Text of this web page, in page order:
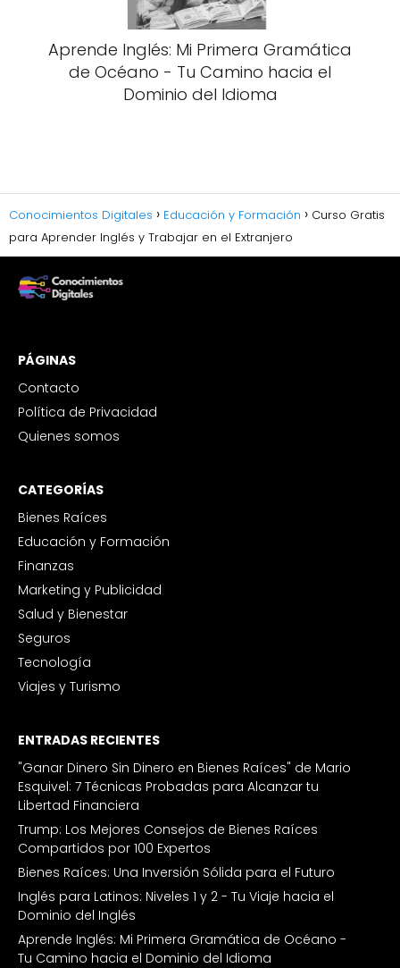
Aprende Inglés: Mi Primera Gramática
de Océano - Tu Camino hacia el
Dominio del Idioma
Conocimientos Digitales Educación y Formación
Curso Gratis
para Aprender Inglés y Trabajar en el Extranjero
PÁGINAS
Contacto
Política de Privacidad
Quienes somos
CATEGORÍAS
Bienes Raíces
Educación y Formación
Finanzas
Marketing y Publicidad
Salud y Bienestar
Seguros
Tecnología
Viajes y Turismo
ENTRADAS RECIENTES
"Ganar Dinero Sin Dinero en Bienes Raíces" de Mario
Esquivel: 7 Técnicas Probadas para Alcanzar tu
Libertad Financiera
Trump: Los Mejores Consejos de Bienes Raíces
Compartidos por 100 Expertos
Bienes Raíces: Una Inversión Sólida para el Futuro
Inglés para Latinos: Niveles 1 y 2 - Tu Viaje hacia el
Dominio del Inglés
Aprende Inglés: Mi Primera Gramática de Océano -
Tu Camino hacia el Dominio del Idioma